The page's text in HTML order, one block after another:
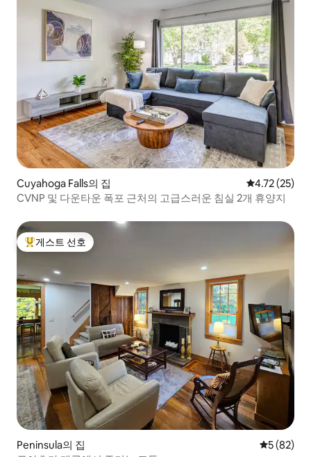
Cuyahoga Falls의 집 평점 4.72점
4.72 (25)
CVNP 및 다운타운 폭포 근처의 고급스러운 침실 2개 휴양지
상위 게스트 선호
게스트 선호
Peninsula의 집 평점 5점(5
5 (82)